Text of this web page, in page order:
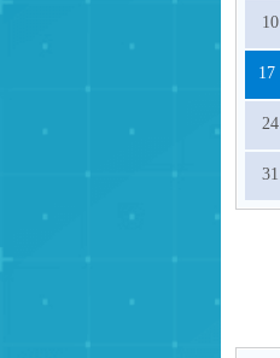
10
17
24
31